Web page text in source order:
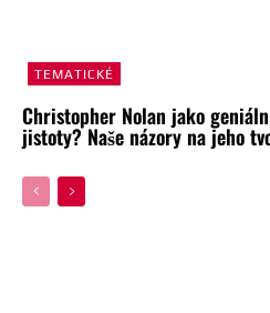
TEMATICKÉ
Christopher Nolan jako
jistoty? Naše názory na jeho